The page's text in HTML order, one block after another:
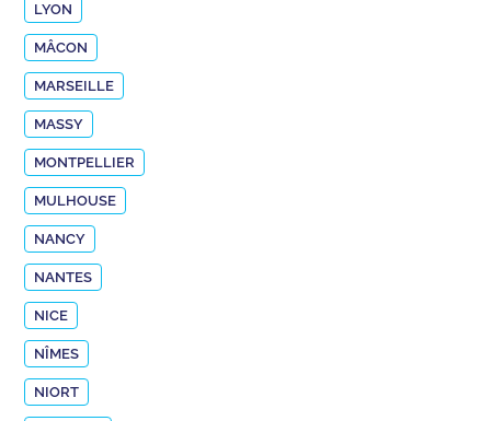
LYON
MÂCON
MARSEILLE
MASSY
MONTPELLIER
MULHOUSE
NANCY
NANTES
NICE
NÎMES
NIORT